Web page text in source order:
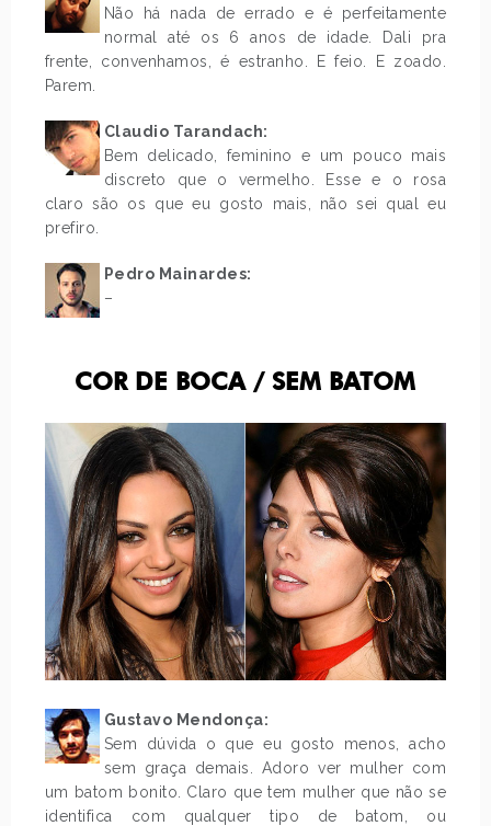
Não há nada de errado e é perfeitamente
normal até os 6 anos de idade. Dali pra
frente, convenhamos, é estranho. E feio. E zoado.
Parem.
Claudio Tarandach:
Bem delicado, feminino e um pouco mais
discreto que o vermelho. Esse e o rosa
claro são os que eu gosto mais, não sei qual eu
prefiro.
Pedro Mainardes:
–
COR DE BOCA / SEM BATOM
Gustavo Mendonça:
Sem dúvida o que eu gosto menos, acho
sem graça demais. Adoro ver mulher com
um batom bonito. Claro que tem mulher que não se
identifica com qualquer tipo de batom, ou